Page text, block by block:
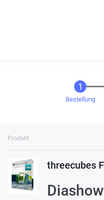
Bestellung
Produkt
threecubes